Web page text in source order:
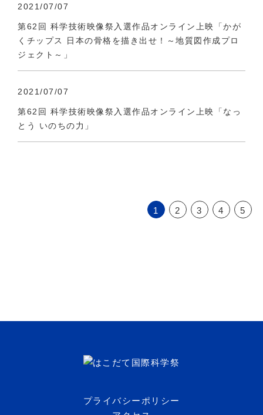
2021/07/07
第62回 科学技術映像祭入選作品オンライン上映「かが
くチップス 日本の骨格を描き出せ！～地質図作成プロ
ジェクト～」
2021/07/07
第62回 科学技術映像祭入選作品オンライン上映「なっ
とう いのちの力」
1 2 3 4 5
プライバシーポリシー